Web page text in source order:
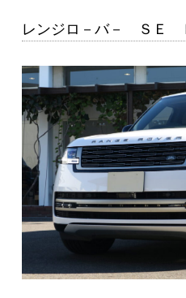
レンジロ－バ－ ＳＥ